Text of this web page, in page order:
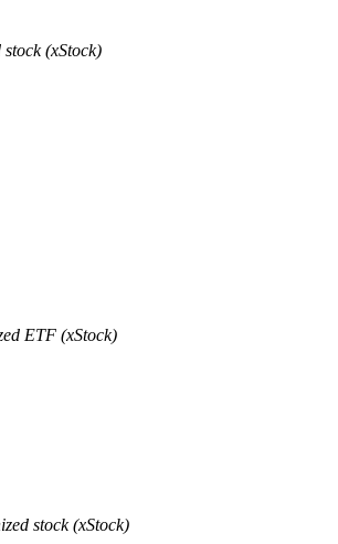
zysk i elastyczne zainteresowania
uzyskać dochód pasywny
stock (xStock)
ETF (xStock)
stock (xStock)